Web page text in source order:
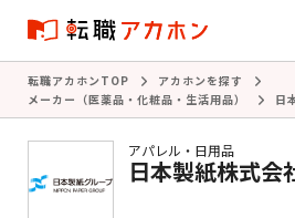
転職アカホンTOP
アカホンを探す
メーカー（医薬品・化粧品・生活用品）
日
アパレル・日用品
日本製紙株式会